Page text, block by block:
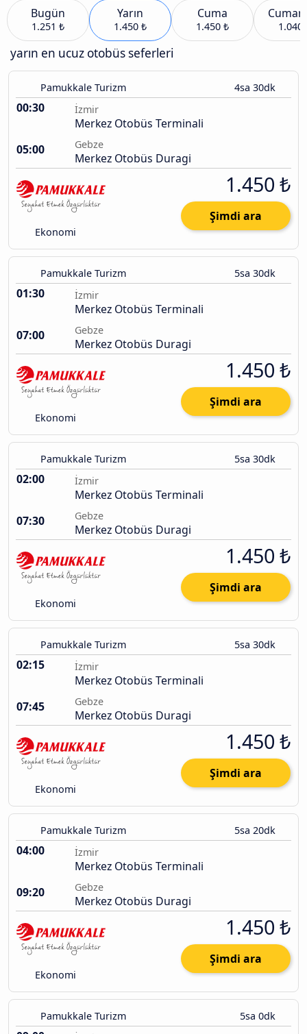
Bugün
1.251 ₺
Yarın
1.450 ₺
Cuma
1.450 ₺ 1.040
yarın en ucuz otobüs seferleri
Pamukkale Turizm 4sa 30dk
00:30 İzmir
Merkez Otobüs Terminali
05:00
Gebze
Merkez Otobüs Duragi
Ekonomi
1.450 ₺
Şimdi ara
Pamukkale Turizm 5sa 30dk
01:30 İzmir
Merkez Otobüs Terminali
07:00
Gebze
Merkez Otobüs Duragi
Ekonomi
1.450 ₺
Şimdi ara
Pamukkale Turizm 5sa 30dk
02:00 İzmir
Merkez Otobüs Terminali
07:30
Gebze
Merkez Otobüs Duragi
Ekonomi
1.450 ₺
Şimdi ara
Pamukkale Turizm 5sa 30dk
02:15 İzmir
Merkez Otobüs Terminali
07:45
Gebze
Merkez Otobüs Duragi
Ekonomi
1.450 ₺
Şimdi ara
Pamukkale Turizm 5sa 20dk
04:00 İzmir
Merkez Otobüs Terminali
09:20
Gebze
Merkez Otobüs Duragi
Ekonomi
1.450 ₺
Şimdi ara
Pamukkale Turizm 5sa 0dk